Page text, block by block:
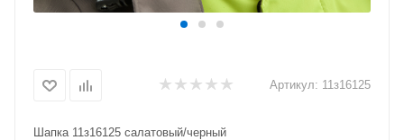
Артикул: 11з16125
Шапка 11з16125 салатовый/черный